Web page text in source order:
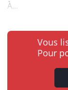
À...
Vous
Pour